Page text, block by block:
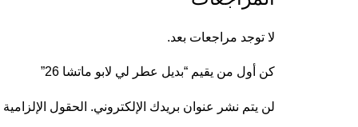
لا توجد مراجعات بعد.
كن أول من يقيم “بديل عطر لي لابو ماتشا 26”
لن يتم نشر عنوان بريدك الإلكتروني. الحقول